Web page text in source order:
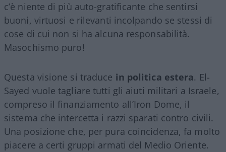
c’è niente di più auto-gratificante che sentirsi
buoni, virtuosi e rilevanti incolpando se stessi di
cose di cui non si ha alcuna responsabilità.
Masochismo puro!
Questa visione si traduce in politica estera. El-
Sayed vuole tagliare tutti gli aiuti militari a Israele,
compreso il finanziamento all’Iron Dome, il
sistema che intercetta i razzi sparati contro civili.
Una posizione che, per pura coincidenza, fa molto
piacere a certi gruppi armati del Medio Oriente.